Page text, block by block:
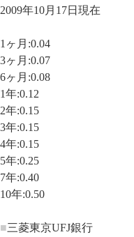
2009年10月17日現在
1ヶ月:0.04
3ヶ月:0.07
6ヶ月:0.08
1年:0.12
2年:0.15
3年:0.15
4年:0.15
5年:0.25
7年:0.40
10年:0.50
■三菱東京UFJ銀行